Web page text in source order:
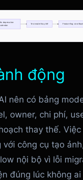
động
nên có bảng
owner, chi phí,
thay thế.
với công cụ tạo
nội bộ vì lỗi
đúng lúc không ai